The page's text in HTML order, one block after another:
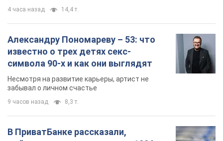
действительны ли доллары 1996
принимают старые доллары
10 часов назад 74,6 т.